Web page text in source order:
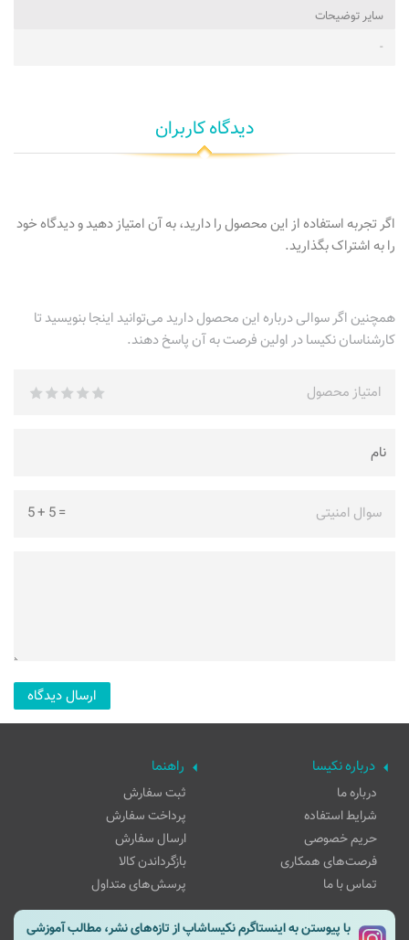
ساير توضيحات
-
دیدگاه کاربران
اگر تجربه استفاده از این محصول را دارید، به آن امتیاز دهید و دیدگاه خود
را به اشتراک بگذارید.
همچنین اگر سوالی درباره این محصول دارید می‌توانید اینجا بنویسید تا
کارشناسان نکیسا در اولین فرصت به آن پاسخ دهند.
امتیاز محصول
سوال امنیتی =
5
+
5
درباره نکیسا
درباره ما
شرایط استفاده
حریم خصوصی
فرصت‌های همکاری
تماس با ما
راهنما
ثبت سفارش
پرداخت سفارش
ارسال سفارش
بازگرداندن کالا
پرسش‌های متداول
با پیوستن به اینستاگرم نکیساشاپ از تازه‌های نشر، مطالب آموزشی